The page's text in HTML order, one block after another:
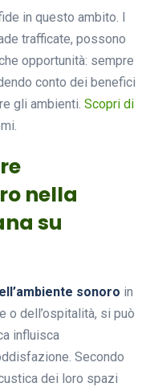
in questo ambito. I
trafficate, possono
opportunità: sempre
conto dei benefici
gli ambienti. Scopri di
nella
su
sonoro in
o dell’ospitalità, si può
influisca
Secondo
dei loro spazi